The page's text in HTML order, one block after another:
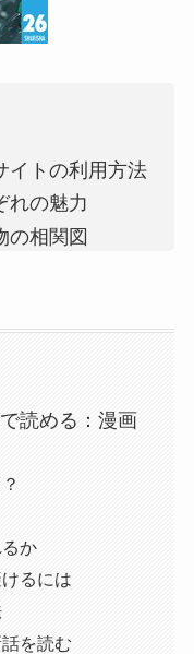
イトの利用方法
れの魅力
の相関図
読める：漫画
か
るには
を読む